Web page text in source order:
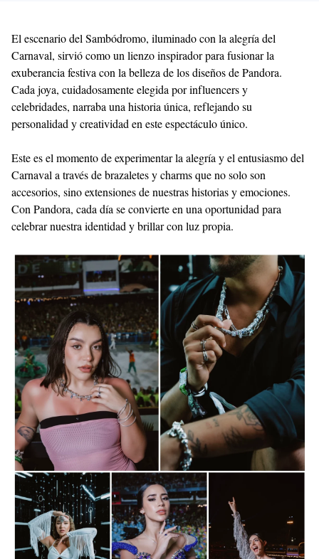
El escenario del Sambódromo, iluminado con la alegría del
Carnaval, sirvió como un lienzo inspirador para fusionar la
exuberancia festiva con la belleza de los diseños de Pandora.
Cada joya, cuidadosamente elegida por influencers y
celebridades, narraba una historia única, reflejando su
personalidad y creatividad en este espectáculo único.
Este es el momento de experimentar la alegría y el entusiasmo del
Carnaval a través de brazaletes y charms que no solo son
accesorios, sino extensiones de nuestras historias y emociones.
Con Pandora, cada día se convierte en una oportunidad para
celebrar nuestra identidad y brillar con luz propia.